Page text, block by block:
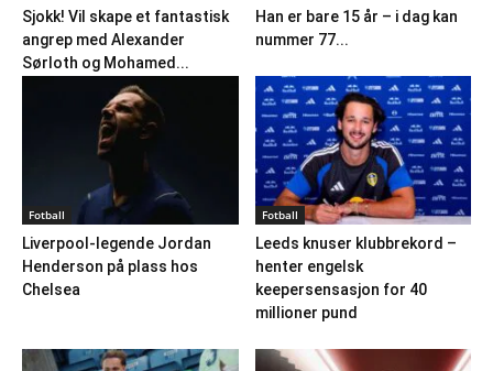
Sjokk! Vil skape et fantastisk
angrep med Alexander
Sørloth og Mohamed...
Han er bare 15 år – i dag kan
nummer 77...
Fotball
Liverpool-legende Jordan
Henderson på plass hos
Chelsea
Fotball
Leeds knuser klubbrekord –
henter engelsk
keepersensasjon for 40
millioner pund